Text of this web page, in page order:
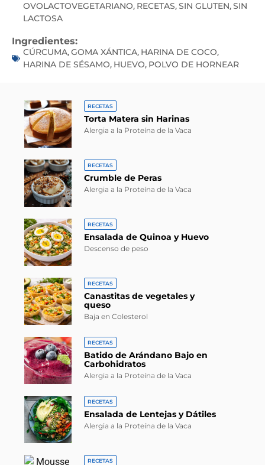
OVOLACTOVEGETARIANO, RECETAS,SIN GLUTEN,SIN
LACTOSA
Ingredientes:
CÚRCUMA,GOMA XÁNTICA, HARINA DE COCO,
HARINA DE SÉSAMO, HUEVO, POLVO DE HORNEAR
RECETAS
Torta Matera sin Harinas
Alergia a la Proteína de la Vaca
RECETAS
Crumble de Peras
Alergia a la Proteína de la Vaca
RECETAS
Ensalada de Quinoa y Huevo
Descenso de peso
RECETAS
Canastitas de vegetales y
queso
Baja en Colesterol
RECETAS
Batido de Arándano Bajo en
Carbohidratos
Alergia a la Proteína de la Vaca
RECETAS
Ensalada de Lentejas y Dátiles
Alergia a la Proteína de la Vaca
RECETAS